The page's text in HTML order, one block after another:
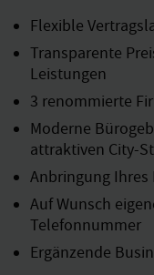
Flexible
Transparente
Leistungen
3 renommierte
Moderne
attraktiven City-
Anbringung Ihres
Auf Wunsch
Telefonnummer
Ergänzende